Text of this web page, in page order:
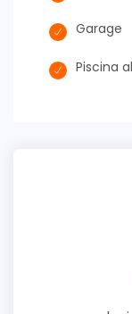
Garage
Piscina